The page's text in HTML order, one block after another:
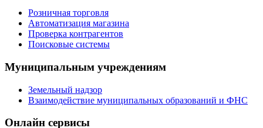
Розничная торговля
Автоматизация магазина
Проверка контрагентов
Поисковые системы
Муниципальным учреждениям
Земельный надзор
Взаимодействие муниципальных образований и ФНС
Онлайн сервисы